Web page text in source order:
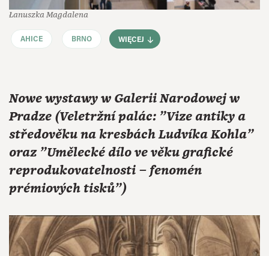
Łanuszka Magdalena
AHICE BRNO WIĘCEJ
Nowe wystawy w Galerii Narodowej w
Pradze (Veletržní palác: "Vize antiky a
středověku na kresbách Ludvíka Kohla"
oraz "Umělecké dílo ve věku grafické
reprodukovatelnosti ⁠–⁠ fenomén
prémiových tisků")